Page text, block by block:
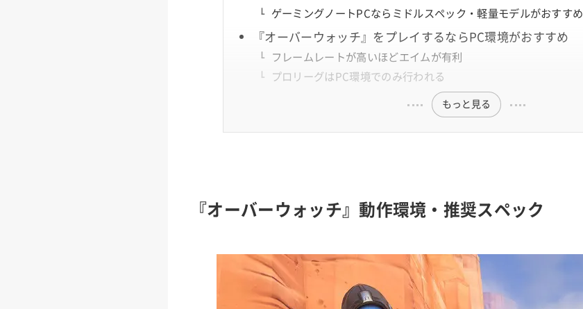
ゲーミングノートPCならミドルスペック・軽量モデルがおすすめ
『オーバーウォッチ』をプレイするならPC環境がおすすめ
フレームレートが高いほどエイムが有利
プロリーグはPC環境でのみ行われる
もっと見る
『オーバーウォッチ』動作環境・推奨スペック